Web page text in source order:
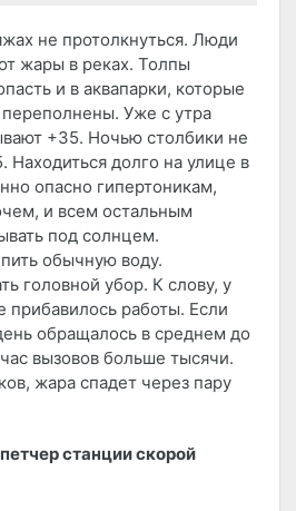
не протолкнуться. Люди
жары в реках. Толпы
и в аквапарки, которые
Уже с утра
+35. Ночью столбики не
Находиться долго на улице в
опасно гипертоникам,
и всем остальным
под солнцем.
обычную воду.
головной убор. К слову, у
работы. Если
обращалось в среднем до
вызовов больше тысячи.
жара спадет через пару
станции скорой